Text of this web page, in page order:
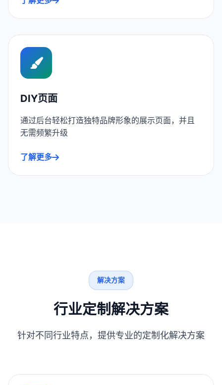
DIY页面
通过后台轻松打造独特品牌形象的展示页面，并且
无需频繁升级
了解更多
解决方案
行业定制解决方案
针对不同行业特点，提供专业的定制化解决方案